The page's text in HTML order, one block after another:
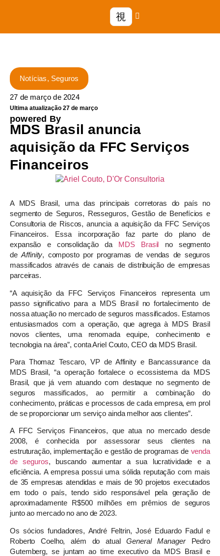
Notícias, Seguros
27 de março de 2024
Ultima atualização 27 de março
powered By
MDS Brasil anuncia
aquisição da FFC Serviços
Financeiros
A MDS Brasil, uma das principais corretoras do país no
segmento de Seguros, Resseguros, Gestão de Benefícios e
Consultoria de Riscos, anuncia a aquisição da FFC Serviços
Financeiros. Essa incorporação faz parte do plano de
expansão e consolidação da MDS Brasil no segmento
deAffinity, composto por programas de vendas de seguros
massificados através de canais de distribuição de empresas
parceiras.
“A aquisição da FFC Serviços Financeiros representa um
passo significativo para a MDS Brasil no fortalecimento de
nossa atuação no mercado de seguros massificados. Estamos
entusiasmados com a operação, que agrega à MDS Brasil
novos clientes, uma renomada equipe, conhecimento e
tecnologia na área”, conta Ariel Couto, CEO da MDS Brasil.
Para Thomaz Tescaro, VP de Affinity e Bancassurance da
MDS Brasil, “a operação fortalece o ecossistema da MDS
Brasil, que já vem atuando com destaque no segmento de
seguros massificados, ao permitir a combinação do
conhecimento, práticas e processos de cada empresa, em prol
de se proporcionar um serviço ainda melhor aos clientes”.
A FFC Serviços Financeiros, que atua no mercado desde
2008, é conhecida por assessorar seus clientes na
estruturação, implementação e gestão de programas de venda
de seguros, buscando aumentar a sua lucratividade e a
eficiência. A empresa possui uma sólida reputação com mais
de 35 empresas atendidas e mais de 90 projetos executados
em todo o país, tendo sido responsável pela geração de
aproximadamente R$500 milhões em prêmios de seguros
junto ao mercado no ano de 2023.
Os sócios fundadores, André Feltrin, José Eduardo Fadul e
Roberto Coelho, além do atualGeneral ManagerPedro
Gutemberg, se juntam ao time executivo da MDS Brasil e